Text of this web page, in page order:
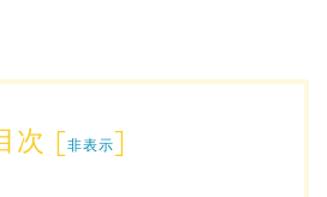
次 [非表示]